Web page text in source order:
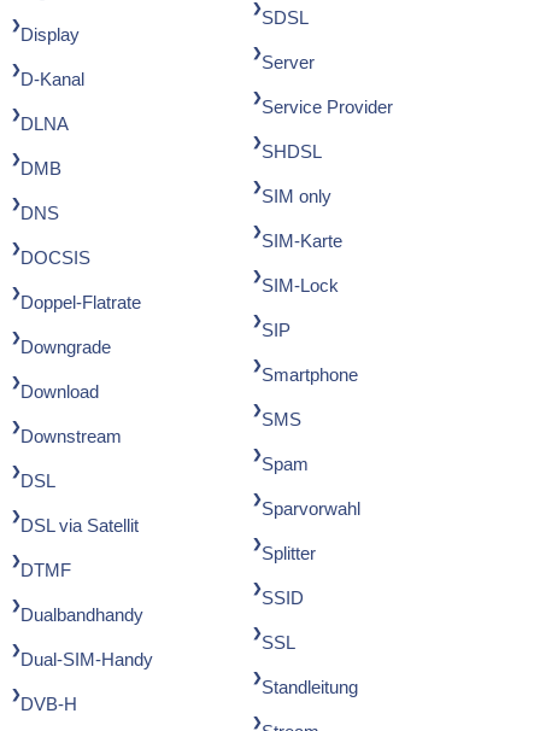
Display
D-Kanal
DLNA
DMB
DNS
DOCSIS
Doppel-Flatrate
Downgrade
Download
Downstream
DSL
DSL via Satellit
DTMF
Dualbandhandy
Dual-SIM-Handy
DVB-H
SDSL
Server
Service Provider
SHDSL
SIM only
SIM-Karte
SIM-Lock
SIP
Smartphone
SMS
Spam
Sparvorwahl
Splitter
SSID
SSL
Standleitung